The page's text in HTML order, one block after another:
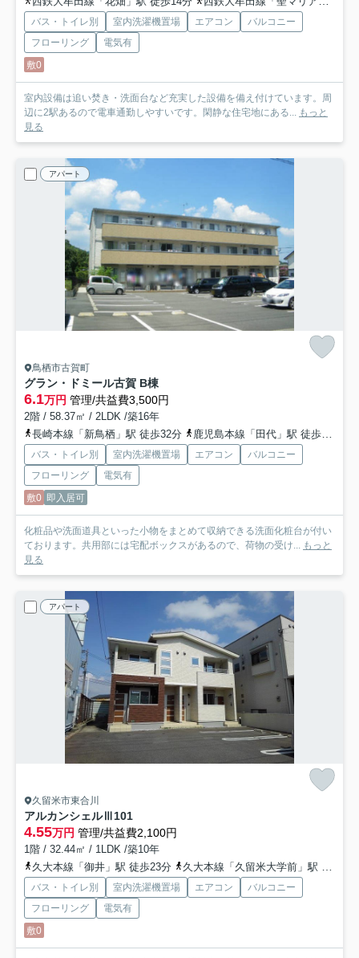
バス・トイレ別 室内洗濯機置場 エアコン
バルコニー
フローリング
電気有
敷0
室内設備は追い焚き・洗面台など充実した設備を備え付けています。周
辺に2駅あるので電車通勤しやすいです。閑静な住宅地にある...
もっと
見る
アパート
鳥栖市古賀町
グラン・ドミール古賀 B棟
6.1万円 管理/共益費3,500円
2階 / 58.37㎡ / 2LDK /築16年
長崎本線「新鳥栖」駅 徒歩32分
鹿児島本線「田代」駅 徒歩36分
バス・トイレ別 室内洗濯機置場 エアコン
バルコニー
フローリング
電気有
敷0 即入居可
化粧品や洗面道具といった小物をまとめて収納できる洗面化粧台が付い
ております。共用部には宅配ボックスがあるので、荷物の受け...
もっと
見る
アパート
久留米市東合川
アルカンシェルⅢ101
4.55万円 管理/共益費2,100円
1階 / 32.44㎡ / 1LDK /築10年
久大本線「御井」駅 徒歩23分
久大本線「久留米大学前」駅 徒歩24分
バス・トイレ別 室内洗濯機置場 エアコン
バルコニー
フローリング
電気有
敷0